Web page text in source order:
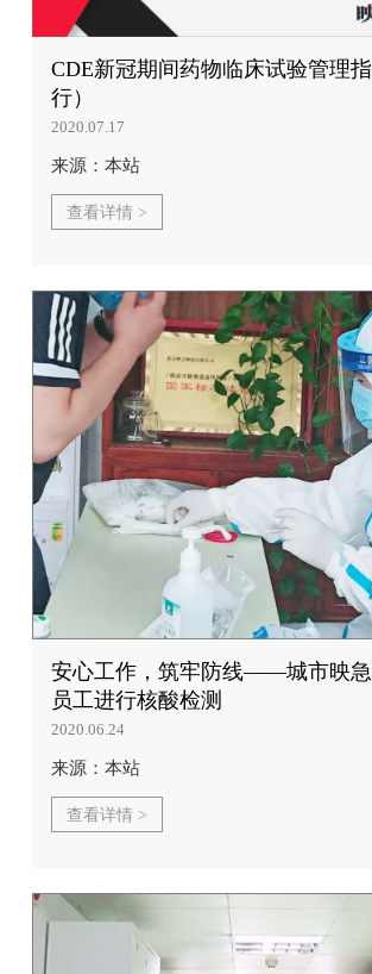
CDE新冠期间药物临床试验管理
行）
2020.07.17
来源：本站
查看详情 >
安心工作，筑牢防线——城市映
员工进行核酸检测
2020.06.24
来源：本站
查看详情 >